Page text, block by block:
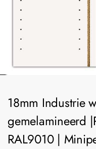
18mm Industrie
gemelamineerd
RAL9010 |